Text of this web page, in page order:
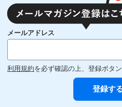
メールアドレス
利用規約を必ず確認の上、登録ボタ